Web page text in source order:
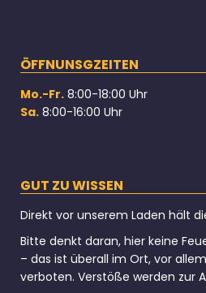
ÖFFNUNSGZEITEN
Mo.-Fr. 8:00-18:00 Uhr
Sa. 8:00-16:00 Uhr
GUT ZU WISSEN
Direkt vor unserem Laden hält
Bitte denkt daran, hier keine
– das ist überall im Ort, vor
verboten. Verstöße werden zur